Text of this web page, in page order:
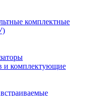
комплектные
и комплектующие